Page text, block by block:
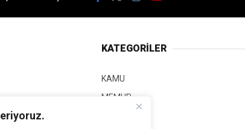
KATEGORİLER
KAMU
MEMUR